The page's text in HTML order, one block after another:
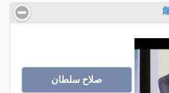
صلاح سلطان